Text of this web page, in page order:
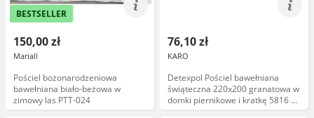
BESTSELLER
150,00 zł
Mariall
Pościel bożonarodzeniowa
bawełniana biało-beżowa w
zimowy las PTT-024
76,10 zł
KARO
Detexpol Pościel bawełniana
świąteczna 220x200 granatowa w
domki piernikowe i kratkę 5816 A
Christmas Comfort